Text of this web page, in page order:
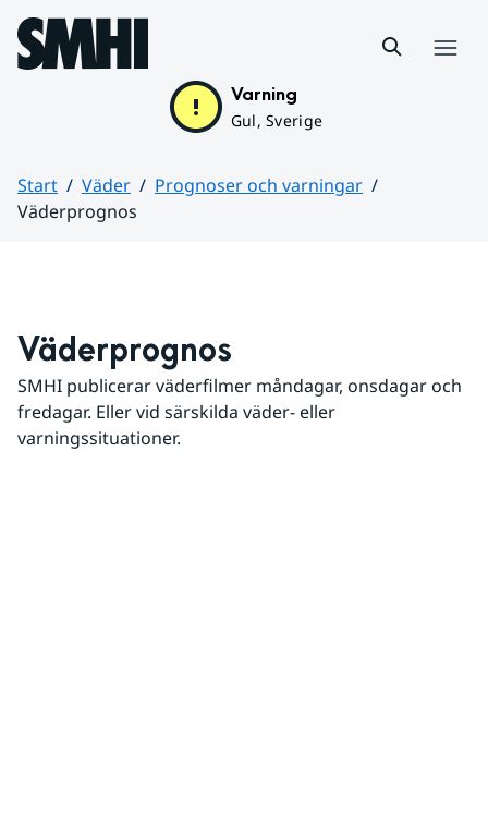
Hoppa till sidans innehåll
Varning
Gul, Sverige
Start Väder
Prognoser och varningar
Väderprognos
Väderprognos
SMHI publicerar väderfilmer måndagar, onsdagar och
fredagar. Eller vid särskilda väder- eller
varningssituationer.